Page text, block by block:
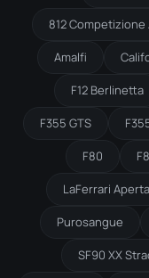
812 Competizione
Amalfi
F12 Berlinetta
F355 GTS
F80
LaFerrari Aperta
Purosangue
SF90 XX